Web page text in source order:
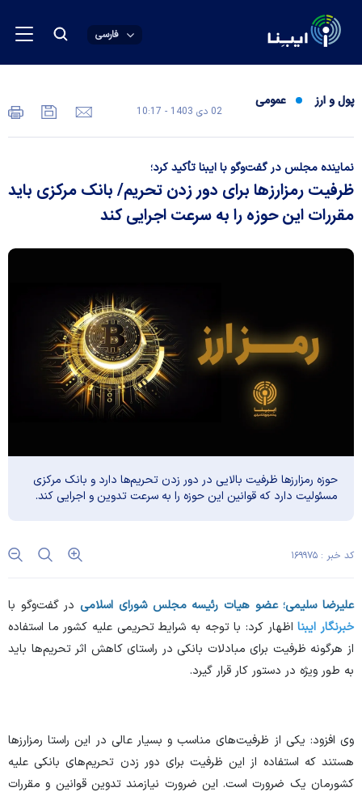
فارسی
پول و ارز عمومی
02 دی 1403 - 10:17
نماینده مجلس در گفت‌و‌گو با ایبنا تأکید کرد؛
ظرفیت رمزارز‌ها برای دور زدن تحریم/ بانک مرکزی باید
مقررات این حوزه را به سرعت اجرایی کند
حوزه رمزارز‌ها ظرفیت بالایی در دور زدن تحریم‌ها دارد و بانک مرکزی
مسئولیت دارد که قوانین این حوزه را به سرعت تدوین و اجرایی کند.
کد خبر : ۱۶۹۹۷۵
علیرضا سلیمی؛ عضو هیات رئیسه مجلس شورای اسلامیدر گفت‌وگو با
خبرنگار ایبنااظهار کرد: با توجه به شرایط تحریمی علیه کشور ما استفاده
از هرگونه ظرفیت برای مبادلات بانکی در راستای کاهش اثر تحریم‌ها باید
به طور ویژه در دستور کار قرار گیرد.
وی افزود: یکی از ظرفیت‌های مناسب و بسیار عالی در این راستا رمزارز‌ها
هستند که استفاده از این ظرفیت برای دور زدن تحریم‌های بانکی علیه
کشورمان یک ضرورت است. این ضرورت نیازمند تدوین قوانین و مقررات